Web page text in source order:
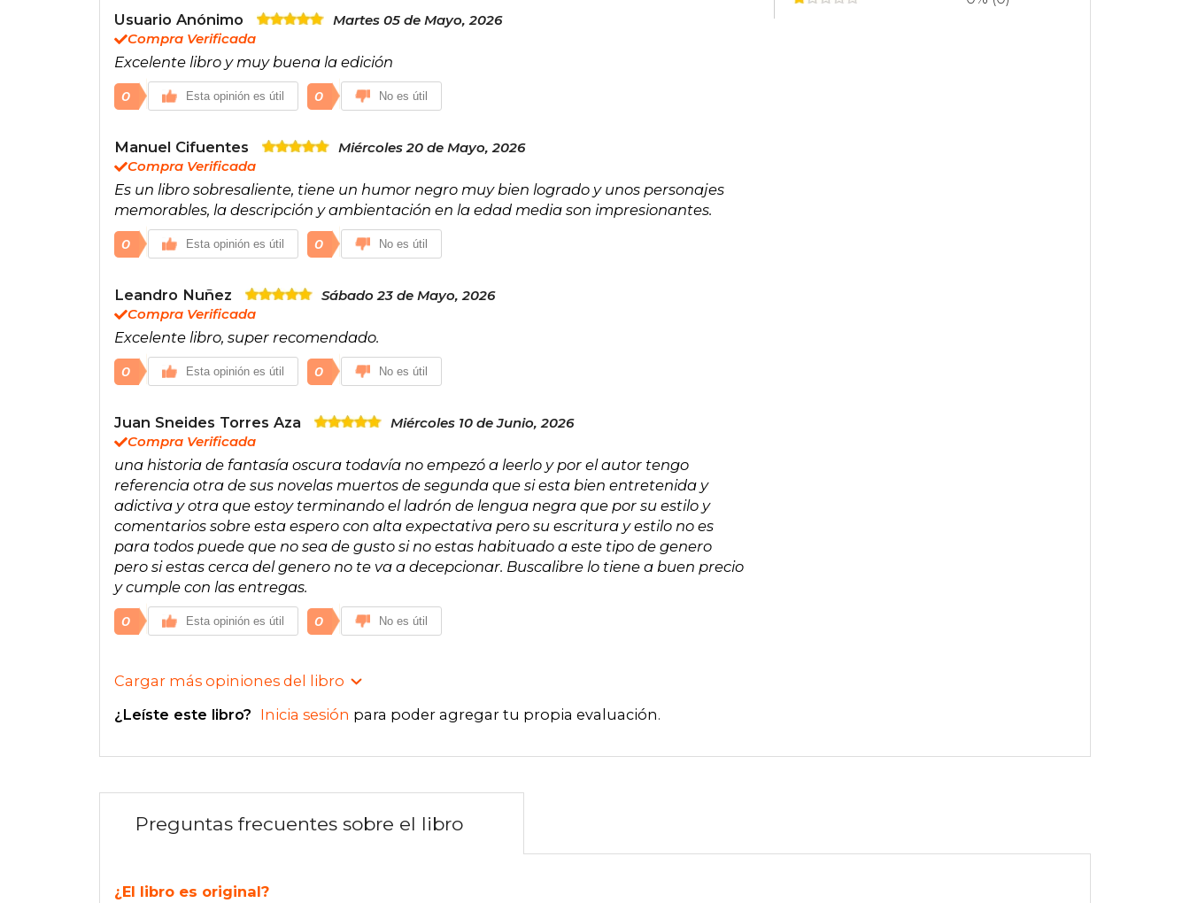
Usuario Anónimo
Martes 05 de Mayo, 2026
Compra Verificada
Excelente libro y muy buena la edición
0 Esta opinión es útil 0 No es útil
Manuel Cifuentes
Miércoles 20 de Mayo, 2026
Compra Verificada
Es un libro sobresaliente, tiene un humor negro muy bien logrado y unos personajes
memorables, la descripción y ambientación en la edad media son impresionantes.
0 Esta opinión es útil 0 No es útil
Leandro Nuñez
Sábado 23 de Mayo, 2026
Compra Verificada
Excelente libro, super recomendado.
0 Esta opinión es útil 0 No es útil
Juan Sneides Torres Aza
Miércoles 10 de Junio, 2026
Compra Verificada
una historia de fantasía oscura todavía no empezó a leerlo y por el autor tengo
referencia otra de sus novelas muertos de segunda que si esta bien entretenida y
adictiva y otra que estoy terminando el ladrón de lengua negra que por su estilo y
comentarios sobre esta espero con alta expectativa pero su escritura y estilo no es
para todos puede que no sea de gusto si no estas habituado a este tipo de genero
pero si estas cerca del genero no te va a decepcionar. Buscalibre lo tiene a buen precio
y cumple con las entregas.
0 Esta opinión es útil 0 No es útil
Cargar más opiniones del libro
¿Leíste este libro? Inicia sesión para poder agregar tu propia evaluación.
Preguntas frecuentes sobre el libro
¿El libro es original?